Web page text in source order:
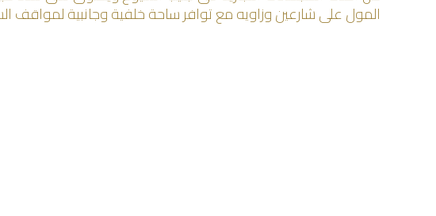
المول على شارعين وزاويه مع توافر ساحة خلفية وجانبية لمواقف